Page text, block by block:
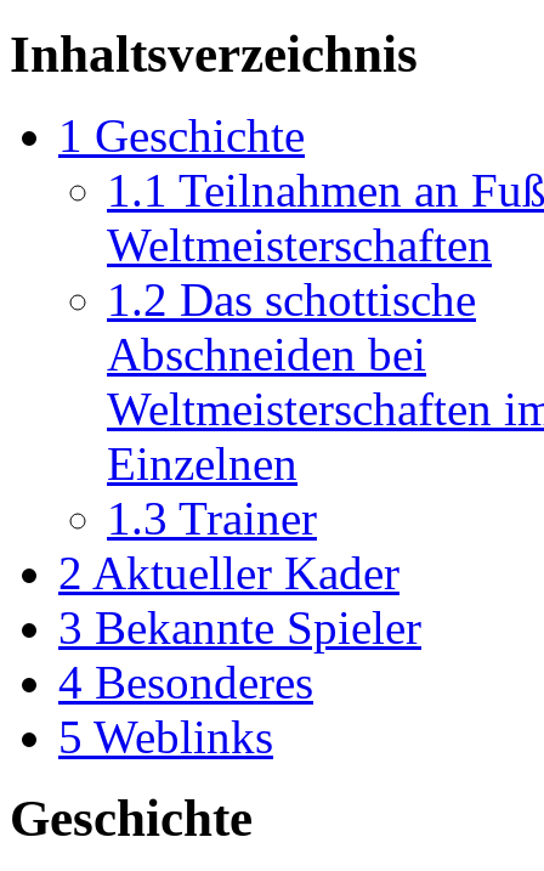
Inhaltsverzeichnis
1 Geschichte
1.1 Teilnahmen an
Weltmeisterschaften
1.2 Das schottische
Abschneiden bei
Weltmeisterschaften
Einzelnen
1.3 Trainer
2 Aktueller Kader
3 Bekannte Spieler
4 Besonderes
5 Weblinks
Geschichte